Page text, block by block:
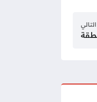
التالي